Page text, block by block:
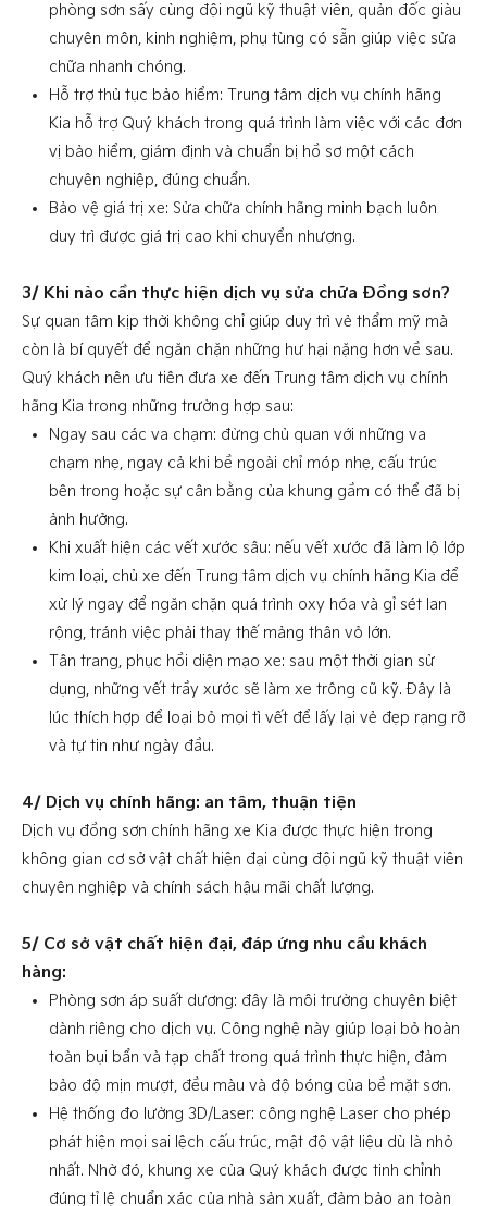
phòng sơn sấy cùng đội ngũ kỹ thuật viên, quản đốc giàu
chuyên môn, kinh nghiệm, phụ tùng có sẵn giúp việc sửa
chữa nhanh chóng.
Hỗ trợ thủ tục bảo hiểm: Trung tâm dịch vụ chính hãng
Kia hỗ trợ Quý khách trong quá trình làm việc với các đơn
vị bảo hiểm, giám định và chuẩn bị hồ sơ một cách
chuyên nghiệp, đúng chuẩn.
Bảo vệ giá trị xe: Sửa chữa chính hãng minh bạch luôn
duy trì được giá trị cao khi chuyển nhượng.
3/ Khi nào cần thực hiện dịch vụ sửa chữa Đồng sơn?
Sự quan tâm kịp thời không chỉ giúp duy trì vẻ thẩm mỹ mà
còn là bí quyết để ngăn chặn những hư hại nặng hơn về sau.
Quý khách nên ưu tiên đưa xe đến Trung tâm dịch vụ chính
hãng Kia trong những trường hợp sau:
Ngay sau các va chạm: đừng chủ quan với những va
chạm nhẹ, ngay cả khi bề ngoài chỉ móp nhẹ, cấu trúc
bên trong hoặc sự cân bằng của khung gầm có thể đã bị
ảnh hưởng.
Khi xuất hiện các vết xước sâu: nếu vết xước đã làm lộ lớp
kim loại, chủ xe đến Trung tâm dịch vụ chính hãng Kia để
xử lý ngay để ngăn chặn quá trình oxy hóa và gỉ sét lan
rộng, tránh việc phải thay thế mảng thân vỏ lớn.
Tân trang, phục hồi diện mạo xe: sau một thời gian sử
dụng, những vết trầy xước sẽ làm xe trông cũ kỹ. Đây là
lúc thích hợp để loại bỏ mọi tì vết để lấy lại vẻ đẹp rạng rỡ
và tự tin như ngày đầu.
4/ Dịch vụ chính hãng: an tâm, thuận tiện
Dịch vụ đồng sơn chính hãng xe Kia được thực hiện trong
không gian cơ sở vật chất hiện đại cùng đội ngũ kỹ thuật viên
chuyên nghiệp và chính sách hậu mãi chất lượng.
5/ Cơ sở vật chất hiện đại, đáp ứng nhu cầu khách
hàng:
Phòng sơn áp suất dương: đây là môi trường chuyên biệt
dành riêng cho dịch vụ. Công nghệ này giúp loại bỏ hoàn
toàn bụi bẩn và tạp chất trong quá trình thực hiện, đảm
bảo độ mịn mượt, đều màu và độ bóng của bề mặt sơn.
Hệ thống đo lường 3D/Laser: công nghệ Laser cho phép
phát hiện mọi sai lệch cấu trúc, mật độ vật liệu dù là nhỏ
nhất. Nhờ đó, khung xe của Quý khách được tinh chỉnh
đúng tỉ lệ chuẩn xác của nhà sản xuất, đảm bảo an toàn